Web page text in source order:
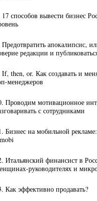
17 способов вывести бизнес
апокалипсис,
редакции и
then, or. Как создавать и
менеджеров
Проводим мотивационное
с сотрудниками
Бизнес на мобильной
Итальянский финансист в
руководителях и
Как эффективно продавать?